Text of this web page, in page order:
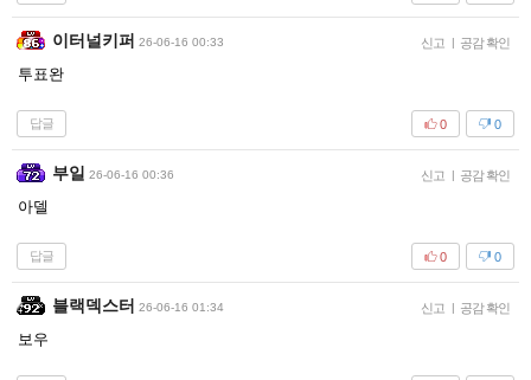
이터널키퍼 26-06-16 00:33 신고 | 공감 확인
투표완
답글 0
0
부일 26-06-16 00:36 신고 | 공감 확인
아델
답글 0
0
블랙덱스터 26-06-16 01:34 신고 | 공감 확인
보우